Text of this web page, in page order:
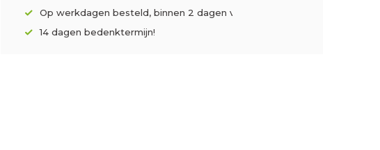
Op werkdagen besteld, binnen 2 dagen verzonden
14 dagen bedenktermijn!